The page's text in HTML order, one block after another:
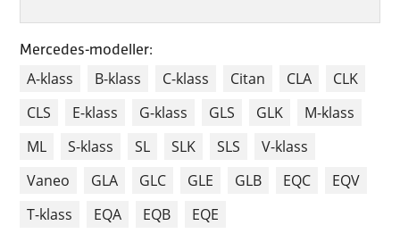
Mercedes-modeller:
A-klass B-klass C-klass Citan CLA
CLK
CLS
E-klass G-klass GLS GLK
M-klass
ML
S-klass SL SLK SLS
V-klass
Vaneo
GLA GLC GLE GLB EQC
EQV
T-klass
EQA EQB EQE